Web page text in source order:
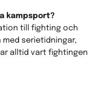
kampsport?
till fighting och
med serietidningar,
alltid vart fightingen